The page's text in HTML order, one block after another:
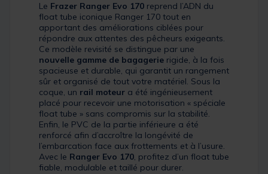
Le Frazer Ranger Evo 170 reprend l’ADN du
float tube iconique Ranger 170 tout en
apportant des améliorations ciblées pour
répondre aux attentes des pêcheurs exigeants.
Ce modèle revisité se distingue par une
nouvelle gamme de bagagerie rigide, à la fois
spacieuse et durable, qui garantit un rangement
sûr et organisé de tout votre matériel. Sous la
coque, un rail moteur a été ingénieusement
placé pour recevoir une motorisation « spéciale
float tube » sans compromis sur la stabilité.
Enfin, le PVC de la partie inférieure a été
renforcé afin d’accroître la longévité de
l’embarcation face aux frottements et à l’usure.
Avec le Ranger Evo 170, profitez d’un float tube
fiable, modulable et taillé pour durer.